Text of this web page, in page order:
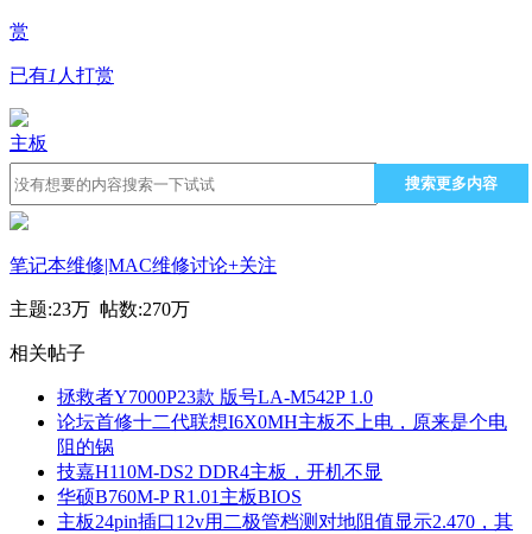
赏
已有1 人打赏
主板
搜索更多内容
笔记本维修|MAC维修讨论+关注
主题:23万 帖数:270万
相关帖子
拯救者Y7000P23款 版号LA-M542P 1.0
论坛首修十二代联想I6X0MH主板不上电，原来是个电
阻的锅
技嘉H110M-DS2 DDR4主板，开机不显
华硕B760M-P R1.01主板BIOS
主板24pin插口12v用二极管档测对地阻值显示2.470，其